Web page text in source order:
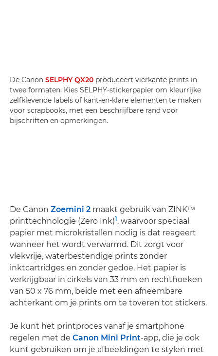
De Canon SELPHY QX20 produceert vierkante prints in
twee formaten. Kies SELPHY-stickerpapier om kleurrijke
zelfklevende labels of kant-en-klare elementen te maken
voor scrapbooks, met een beschrijfbare rand voor
bijschriften en opmerkingen.
De Canon Zoemini 2 maakt gebruik van ZINK™
printtechnologie (Zero Ink)1, waarvoor speciaal
papier met microkristallen nodig is dat reageert
wanneer het wordt verwarmd. Dit zorgt voor
vlekvrije, waterbestendige prints zonder
inktcartridges en zonder gedoe. Het papier is
verkrijgbaar in cirkels van 33 mm en rechthoeken
van 50 x 76 mm, beide met een afneembare
achterkant om je prints om te toveren tot stickers.
Je kunt het printproces vanaf je smartphone
regelen met de Canon Mini Print-app, die je ook
kunt gebruiken om je afbeeldingen te stylen met